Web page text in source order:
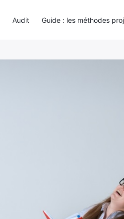
Audit Guide : les méthodes